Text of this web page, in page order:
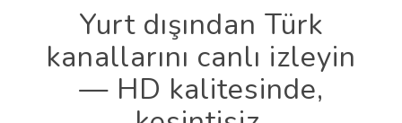
Yurt dışından Türk
kanallarını canlı izleyin
— HD kalitesinde,